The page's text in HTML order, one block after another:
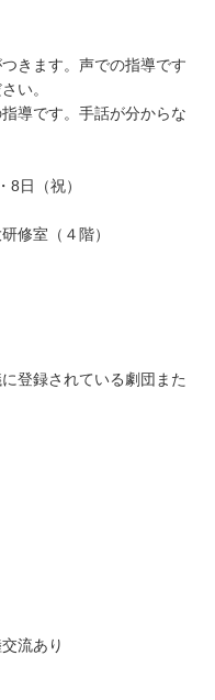
きます。声での指導です
い。
導です。手話が分からな
日（祝）
修室（４階）
登録されている劇団また
流あり